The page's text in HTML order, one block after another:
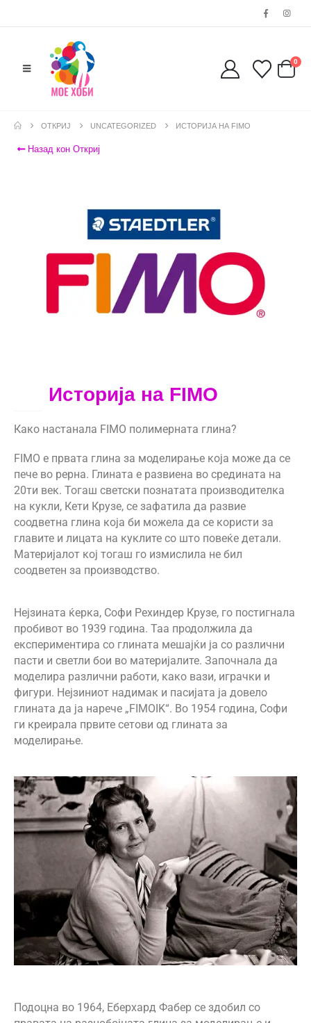
0
ОТКРИЈ UNCATEGORIZED ИСТОРИЈА НА FIMO
Назад кон Откриј
Историја на FIMO
Како настанала FIMO полимерната глина?
FIMO е првата глина за моделирање која може да се
пече во рерна. Глината е развиена во средината на
20ти век. Тогаш светски познатата производителка
на кукли, Кети Крузе, се зафатила да развие
соодветна глина која би можела да се користи за
главите и лицата на куклите со што повеќе детали.
Материјалот кој тогаш го измислила не бил
соодветен за производство.
Нејзината ќерка, Софи Рехиндер Крузе, го постигнала
пробивот во 1939 година. Таа продолжила да
експериментира со глината мешајќи ја со различни
пасти и светли бои во материјалите. Започнала да
моделира различни работи, како вази, играчки и
фигури. Нејзиниот надимак и пасијата ја довело
глината да ја нарече „ FIMOIK“. Во 1954 година, Софи
ги креирала првите сетови од глината за
моделирање.
Подоцна во 1964, Еберхард Фабер се здобил со